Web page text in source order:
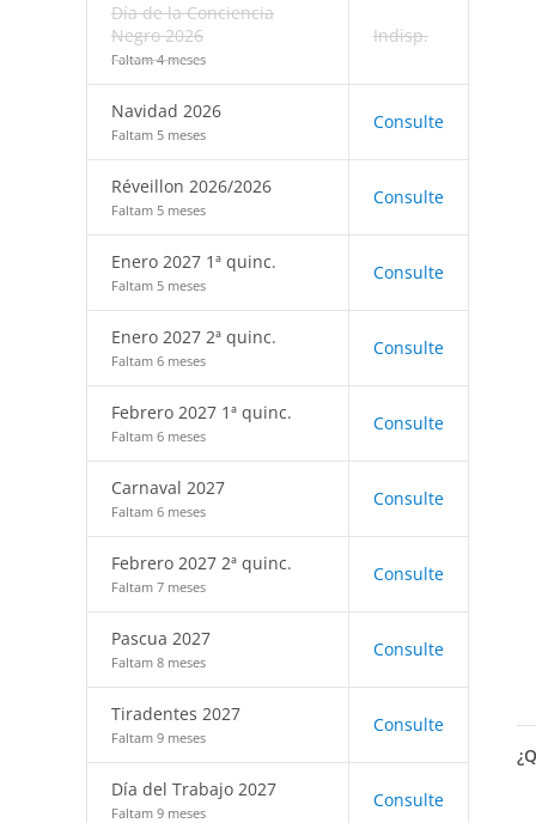
Día de la Conciencia
Negro 2026
Faltam 4 meses
Indisp.
Navidad 2026
Faltam 5 meses
Consulte
Réveillon 2026/2026
Faltam 5 meses
Consulte
Enero 2027 1ª quinc.
Faltam 5 meses
Consulte
Enero 2027 2ª quinc.
Faltam 6 meses
Consulte
Febrero 2027 1ª quinc.
Faltam 6 meses
Consulte
Carnaval 2027
Faltam 6 meses
Consulte
Febrero 2027 2ª quinc.
Faltam 7 meses
Consulte
Pascua 2027
Faltam 8 meses
Consulte
Tiradentes 2027
Faltam 9 meses
Consulte
Día del Trabajo 2027
Faltam 9 meses
Consulte